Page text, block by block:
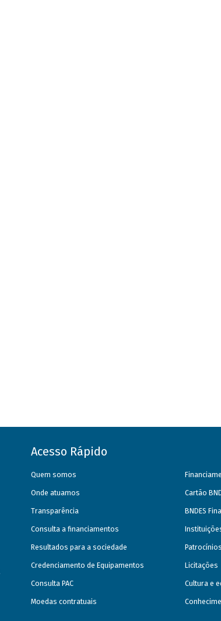
Acesso Rápido
Quem somos
Onde atuamos
Transparência
Consulta a financiamentos
Resultados para a sociedade
Credenciamento de Equipamentos
Consulta PAC
Moedas contratuais
Cartão
BNDES
Patrocínios
Licitações
Cultura e